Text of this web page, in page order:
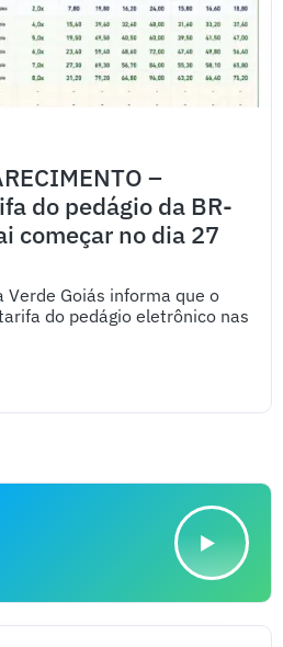
–
do pedágio da BR-
começar no dia 27
Verde Goiás informa que o
do pedágio eletrônico nas